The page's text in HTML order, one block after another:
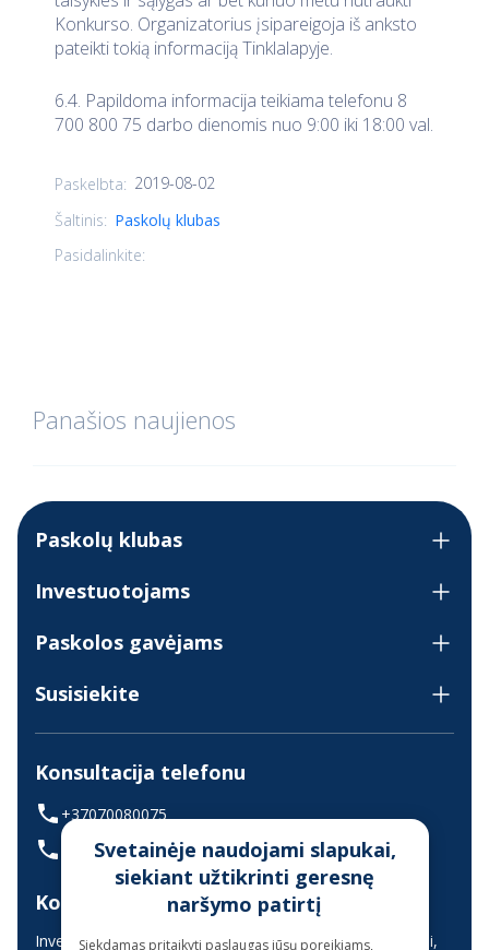
Konkurso. Organizatorius įsipareigoja iš anksto
pateikti tokią informaciją Tinklalapyje.
6.4. Papildoma informacija teikiama telefonu 8
700 800 75 darbo dienomis nuo 9:00 iki 18:00 val.
Paskelbta: 2019-08-02
Šaltinis: Paskolų klubas
Pasidalinkite:
Panašios naujienos
Paskolų klubas
Investuotojams
Paskolos gavėjams
Susisiekite
Konsultacija telefonu
+37070080075
(skambinant iš užsienio +37068700300)
Konsultavimas gyvai
Investuotojų aptarnavimas vyksta nuotoliniu būdu (gyvai,
Svetainėje naudojami slapukai,
siekiant užtikrinti geresnę
naršymo patirtį
Siekdamas pritaikyti paslaugas jūsų poreikiams,